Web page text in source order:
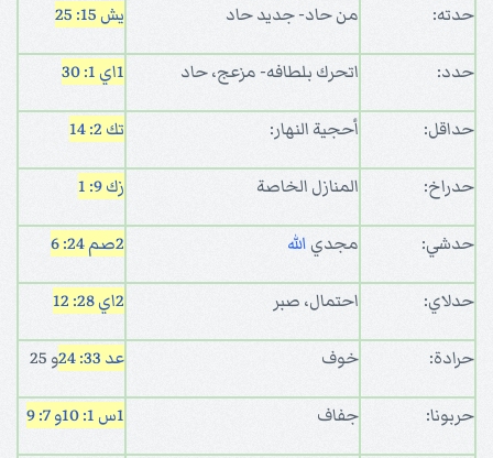
حدته: من حاد- جديد حاد يش 15: 25
حدد: اتحرك بلطافه- مزعج، حاد 1اي 1: 30
حداقل: أحجية النهار: تك 2: 14
حدراخ: المنازل الخاصة زك 9: 1
حدشي: مجدي الله 2صم 24: 6
حدلاي: احتمال، صبر 2اي 28: 12
حرادة: خوف عد 33: 24 و 25
حربونا: جفاف 1س 1: 10 و 7: 9